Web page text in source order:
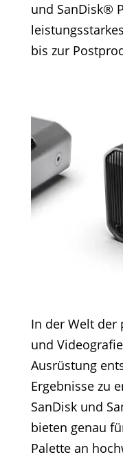
und SanDisk®
bis zur
In der Welt der
und
Ausrüstung
Ergebnisse zu
SanDisk und
bieten genau
Palette an